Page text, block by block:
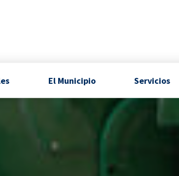
El Municipio Servicios